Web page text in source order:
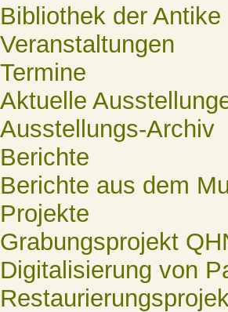
Bibliothek der Antike
Veranstaltungen
Termine
Aktuelle
Ausstellungs-Archiv
Berichte
Berichte aus dem
Projekte
Grabungsprojekt
Digitalisierung von